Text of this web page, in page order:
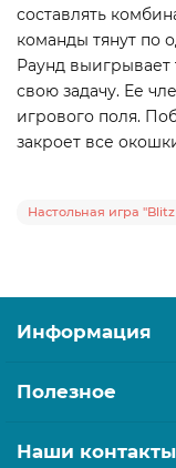
составлять
команды тянут по
Раунд выигрывает
свою задачу. Ее
игрового поля.
закроет все
Настольная игра
Информация
Полезное
Наши контакты